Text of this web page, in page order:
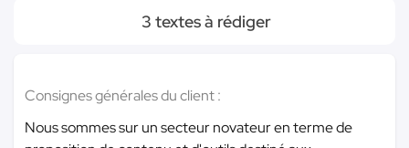
3 textes à rédiger
Consignes générales du client :
Nous sommes sur un secteur novateur en terme de